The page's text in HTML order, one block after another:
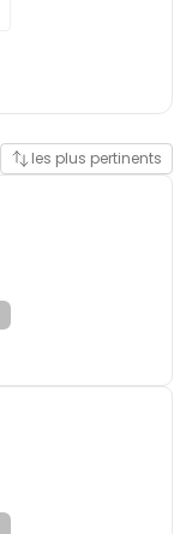
les plus pertinents